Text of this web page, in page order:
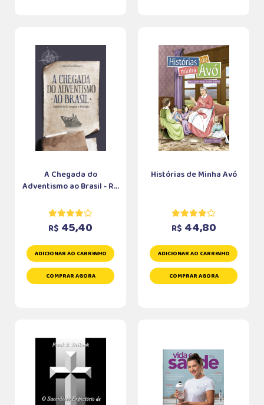
A Chegada do
Adventismo ao Brasil - R...
R$ 45,40
ADICIONAR AO CARRINHO
COMPRAR AGORA
Histórias de Minha Avó
R$ 44,80
ADICIONAR AO CARRINHO
COMPRAR AGORA